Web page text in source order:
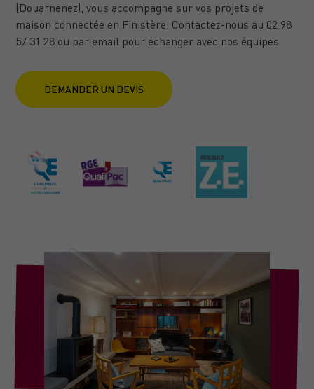
(Douarnenez), vous accompagne sur vos projets de
maison connectée en Finistère. Contactez-nous au 02 98
57 31 28 ou par email pour échanger avec nos équipes
DEMANDER UN DEVIS